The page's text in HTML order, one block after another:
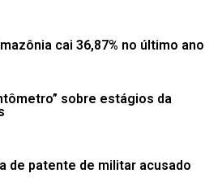
cai 36,87% no último ano
sobre estágios da
de patente de militar acusado